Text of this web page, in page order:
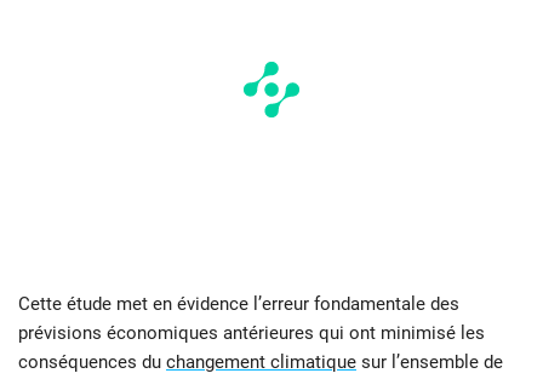
Cette étude met en évidence l’erreur fondamentale des
prévisions économiques antérieures qui ont minimisé les
conséquences du changement climatique sur l’ensemble de